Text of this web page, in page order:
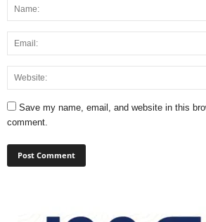
Save my name, email, and website in this
comment.